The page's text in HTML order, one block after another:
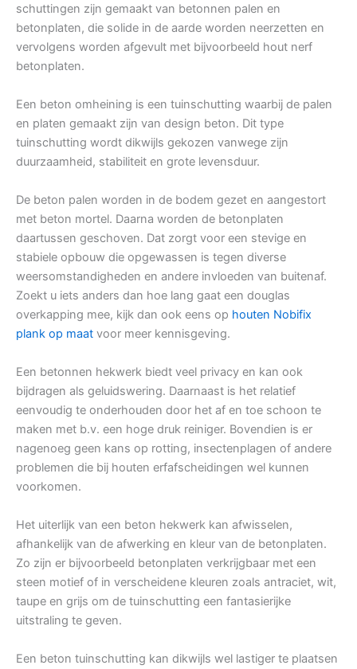
schuttingen zijn gemaakt van betonnen palen en
betonplaten, die solide in de aarde worden neerzetten en
vervolgens worden afgevult met bijvoorbeeld hout nerf
betonplaten.
Een beton omheining is een tuinschutting waarbij de palen
en platen gemaakt zijn van design beton. Dit type
tuinschutting wordt dikwijls gekozen vanwege zijn
duurzaamheid, stabiliteit en grote levensduur.
De beton palen worden in de bodem gezet en aangestort
met beton mortel. Daarna worden de betonplaten
daartussen geschoven. Dat zorgt voor een stevige en
stabiele opbouw die opgewassen is tegen diverse
weersomstandigheden en andere invloeden van buitenaf.
Zoekt u iets anders dan hoe lang gaat een douglas
overkapping mee, kijk dan ook eens op houten Nobifix
plank op maat voor meer kennisgeving.
Een betonnen hekwerk biedt veel privacy en kan ook
bijdragen als geluidswering. Daarnaast is het relatief
eenvoudig te onderhouden door het af en toe schoon te
maken met b.v. een hoge druk reiniger. Bovendien is er
nagenoeg geen kans op rotting, insectenplagen of andere
problemen die bij houten erfafscheidingen wel kunnen
voorkomen.
Het uiterlijk van een beton hekwerk kan afwisselen,
afhankelijk van de afwerking en kleur van de betonplaten.
Zo zijn er bijvoorbeeld betonplaten verkrijgbaar met een
steen motief of in verscheidene kleuren zoals antraciet, wit,
taupe en grijs om de tuinschutting een fantasierijke
uitstraling te geven.
Een beton tuinschutting kan dikwijls wel lastiger te plaatsen